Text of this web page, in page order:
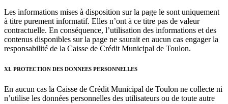
Les informations mises à disposition sur la page le sont uniquement
à titre purement informatif. Elles n’ont à ce titre pas de valeur
contractuelle. En conséquence, l’utilisation des informations et des
contenus disponibles sur la page ne saurait en aucun cas engager la
responsabilité de la Caisse de Crédit Municipal de Toulon.
XI. PROTECTION DES DONNEES PERSONNELLES
En aucun cas la Caisse de Crédit Municipal de Toulon ne collecte ni
n’utilise les données personnelles des utilisateurs ou de toute autre